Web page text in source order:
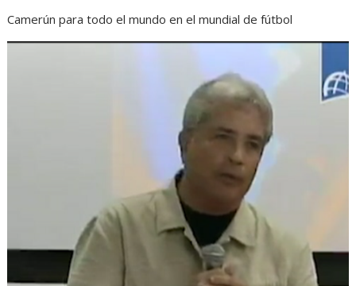
Camerún para todo el mundo en el mundial de fútbol